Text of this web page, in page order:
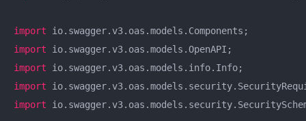
import
import
import
import
import